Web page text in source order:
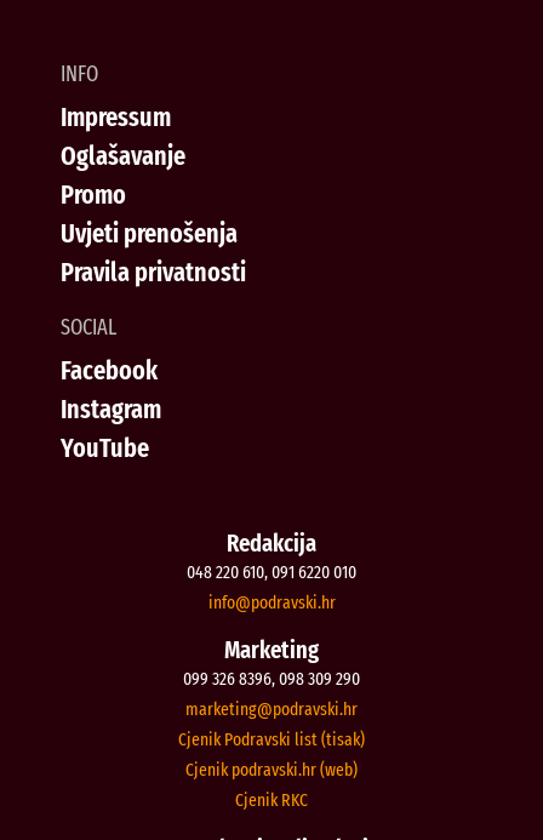
INFO
Impressum
Oglašavanje
Promo
Uvjeti prenošenja
Pravila privatnosti
SOCIAL
Facebook
Instagram
YouTube
Redakcija
048 220 610, 091 6220 010
rh.iksvardop
@ofni
Marketing
099 326 8396, 098 309 290
rh.iksvardop
@gnitekram
Cjenik Podravski list (tisak)
Cjenik podravski.hr (web)
Cjenik RKC